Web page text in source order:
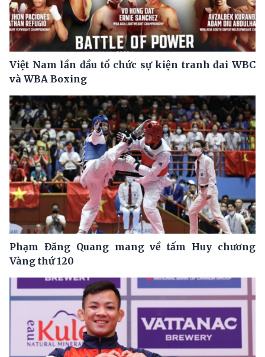
Việt Nam lần đầu tổ chức sự kiện tranh đai WBC
và WBA Boxing
Phạm Đăng Quang mang về tấm Huy chương
Vàng thứ 120